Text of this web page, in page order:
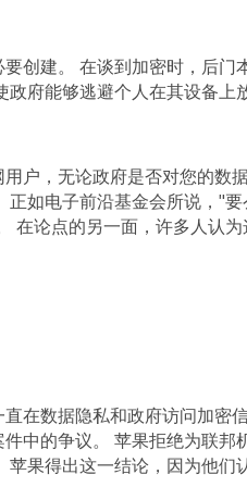
创建。 在谈到加密时，后
政府能够逃避个人在其设备
户，无论政府是否对您的数
正如电子前沿基金会所说，"
在论点的另一面，许多人认
在数据隐私和政府访问加密
中的争议。 苹果拒绝为联
苹果得出这一结论，因为他